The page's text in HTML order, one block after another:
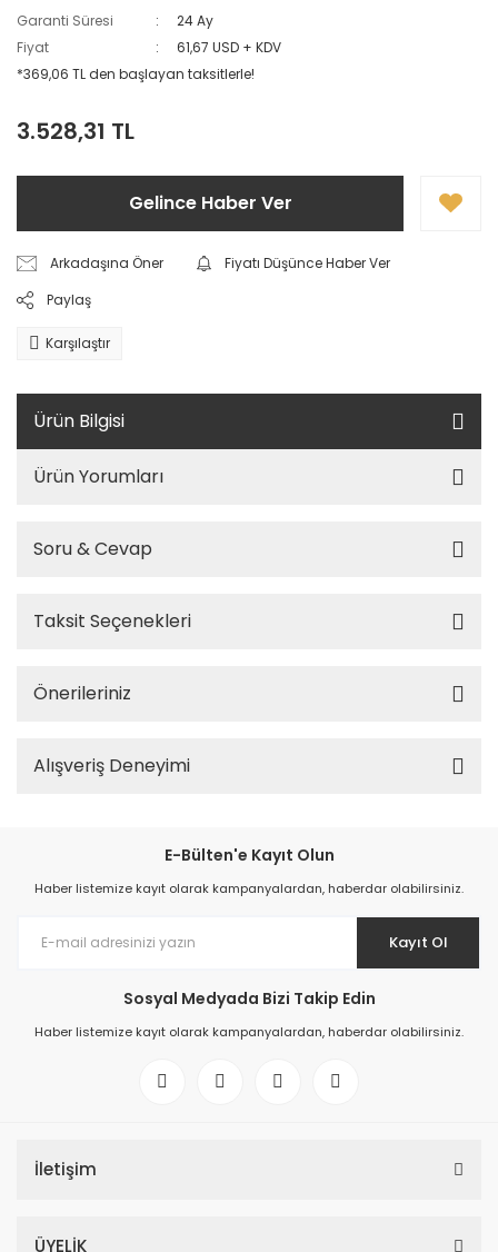
Garanti Süresi
24 Ay
Fiyat
61,67 USD + KDV
*369,06 TL den başlayan taksitlerle!
3.528,31 TL
Gelince Haber Ver
Arkadaşına Öner
Fiyatı Düşünce Haber Ver
Paylaş
Karşılaştır
Ürün Bilgisi
Ürün Yorumları
Soru & Cevap
Taksit Seçenekleri
Önerileriniz
Alışveriş Deneyimi
E-Bülten'e Kayıt Olun
Haber listemize kayıt olarak kampanyalardan, haberdar olabilirsiniz.
Kayıt Ol
Sosyal Medyada Bizi Takip Edin
Haber listemize kayıt olarak kampanyalardan, haberdar olabilirsiniz.
İletişim
ÜYELİK